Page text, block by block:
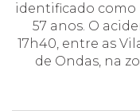
identificado como
57 anos. O
17h40, entre as
de Ondas, na